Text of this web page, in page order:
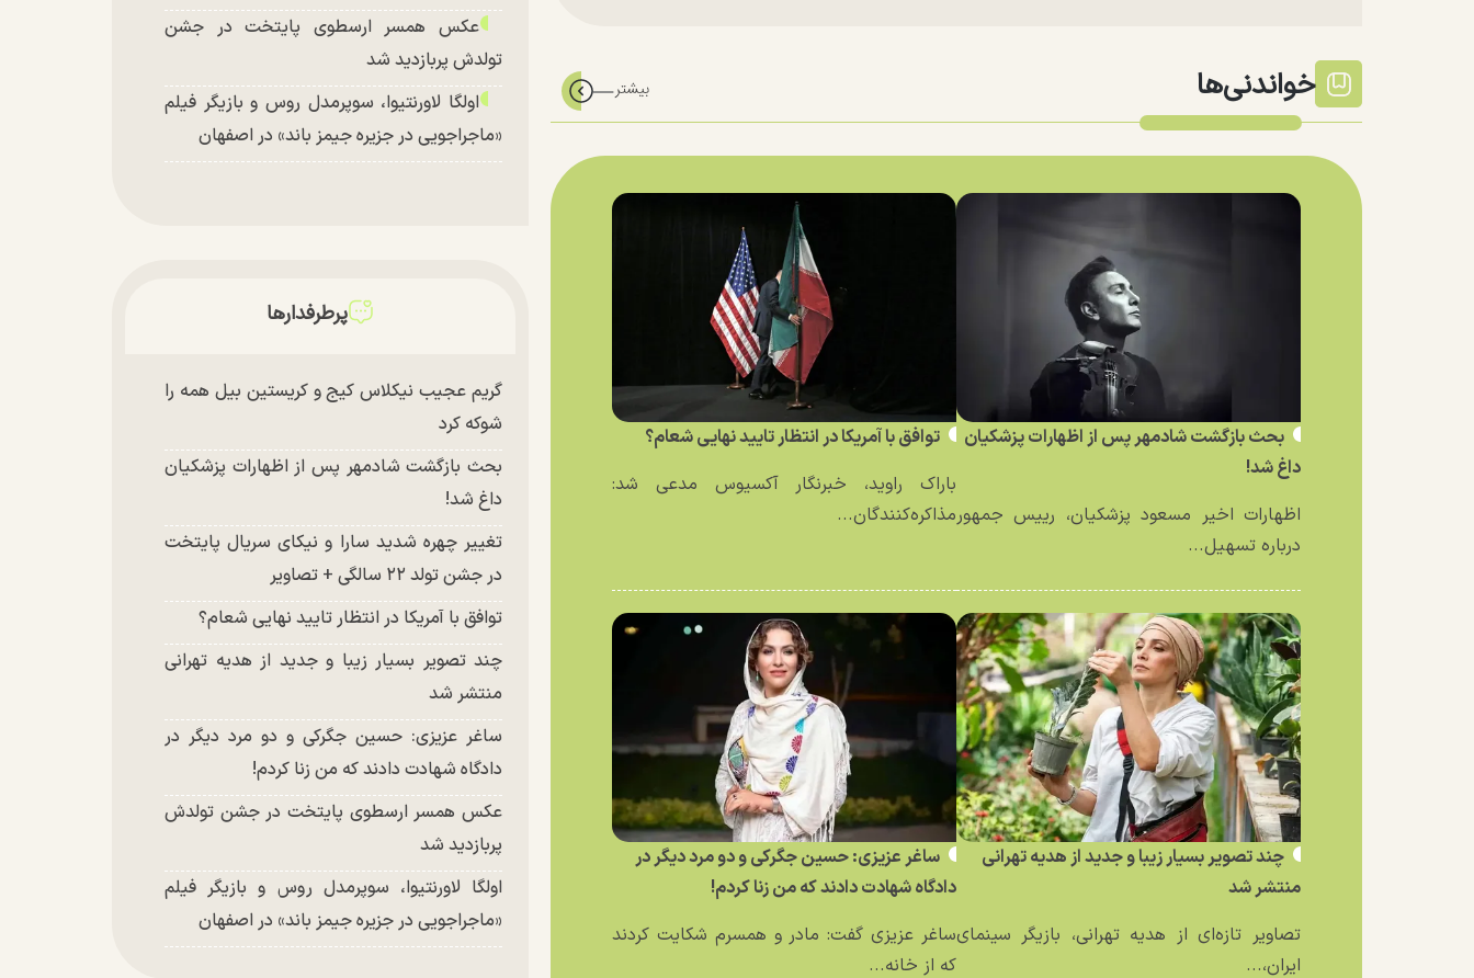
خواندنی‌ها
بحث بازگشت شادمهر پس از اظهارات پزشکیان
داغ شد!
اظهارات اخیر مسعود پزشکیان، رییس جمهور
درباره تسهیل...
توافق با آمریکا در انتظار تایید نهایی شعام؟
باراک راوید، خبرنگار آکسیوس مدعی شد:
مذاکره‌کنندگان...
چند تصویر بسیار زیبا و جدید از هدیه تهرانی
منتشر شد
تصاویر تازه‌ای از هدیه تهرانی، بازیگر سینمای
ایران،...
ساغر عزیزی: حسین جگرکی و دو مرد دیگر در
دادگاه شهادت دادند که من زنا کردم!
ساغر عزیزی گفت: مادر و همسرم شکایت کردند
که از خانه...
عکس همسر ارسطوی پایتخت در جشن
تولدش پربازدید شد
اولگا لاورنتیوا، سوپرمدل روس و بازیگر فیلم
«ماجراجویی در جزیره جیمز باند» در اصفهان
پرطرفدارها
گریم عجیب نیکلاس کیج و کریستین بیل همه را
شوکه کرد
بحث بازگشت شادمهر پس از اظهارات پزشکیان
داغ شد!
تغییر چهره شدید سارا و نیکای سریال پایتخت
در جشن تولد ۲۲ سالگی + تصاویر
توافق با آمریکا در انتظار تایید نهایی شعام؟
چند تصویر بسیار زیبا و جدید از هدیه تهرانی
منتشر شد
ساغر عزیزی: حسین جگرکی و دو مرد دیگر در
دادگاه شهادت دادند که من زنا کردم!
عکس همسر ارسطوی پایتخت در جشن تولدش
پربازدید شد
اولگا لاورنتیوا، سوپرمدل روس و بازیگر فیلم
«ماجراجویی در جزیره جیمز باند» در اصفهان